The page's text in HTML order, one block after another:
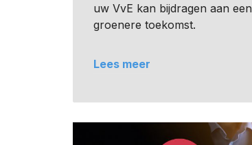
uw VvE kan bijdragen aan een
groenere toekomst.
Lees meer